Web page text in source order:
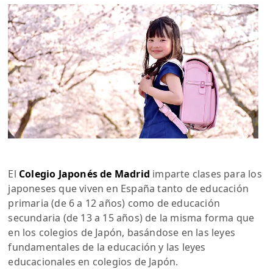
El Colegio Japonés de Madrid imparte clases para los
japoneses que viven en España tanto de educación
primaria (de 6 a 12 años) como de educación
secundaria (de 13 a 15 años) de la misma forma que
en los colegios de Japón, basándose en las leyes
fundamentales de la educación y las leyes
educacionales en colegios de Japón.